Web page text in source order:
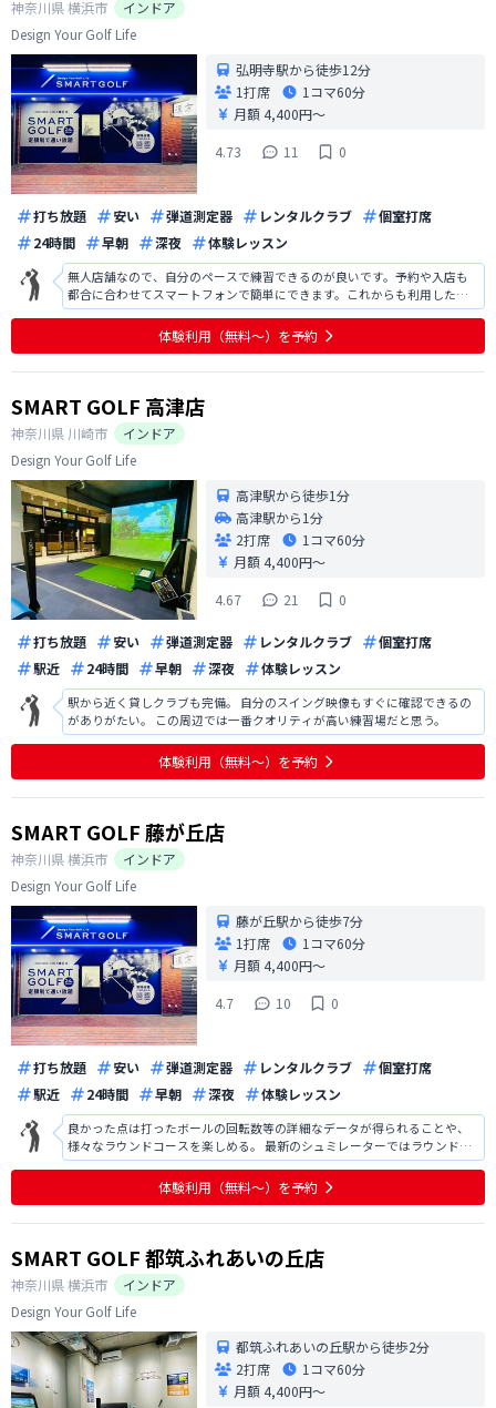
神奈川県横浜市
インドア
Design Your Golf Life
弘明寺駅から徒歩12分
1打席
1コマ60分
月額 4,400円〜
4.73
11 0
打ち放題 安い 弾道測定器 レンタルクラブ
個室打席
24時間
早朝 深夜 体験レッスン
無人店舗なので、自分のペースで練習できるのが良いです。予約や入店も
都合に合わせてスマートフォンで簡単にできます。これからも利用したい
です。
体験利用（無料〜）を予約
SMART GOLF 高津店
神奈川県 川崎市
インドア
Design Your Golf Life
高津駅から徒歩1分
高津駅から1分
2打席
1コマ60分
月額 4,400円〜
4.67
21 0
打ち放題 安い 弾道測定器 レンタルクラブ
個室打席
駅近
24時間 早朝 深夜 体験レッスン
駅から近く貸しクラブも完備。 自分のスイング映像もすぐに確認できるの
がありがたい。 この周辺では一番クオリティが高い練習場だと思う。
体験利用（無料〜）を予約
SMART GOLF 藤が丘店
神奈川県横浜市
インドア
Design Your Golf Life
藤が丘駅から徒歩7分
1打席
1コマ60分
月額 4,400円〜
4.7
10 0
打ち放題 安い 弾道測定器 レンタルクラブ
個室打席
駅近
24時間 早朝 深夜 体験レッスン
良かった点は打ったボールの回転数等の詳細なデータが得られることや、
様々なラウンドコースを楽しめる。 最新のシュミレーターではラウンド時
自動的にボールのライが変化するが、藤が丘の施設では傾斜のライから打
つ場合、自分でマットを運んで使用するのは面倒くさい。
体験利用（無料〜）を予約
SMART GOLF 都筑ふれあいの丘店
神奈川県横浜市
インドア
Design Your Golf Life
都筑ふれあいの丘駅から徒歩2分
2打席
1コマ60分
月額 4,400円〜